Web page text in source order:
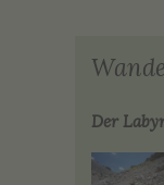
Der